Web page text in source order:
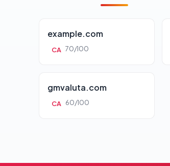
example.com
CA 70/100
gmvaluta.com
CA 60/100